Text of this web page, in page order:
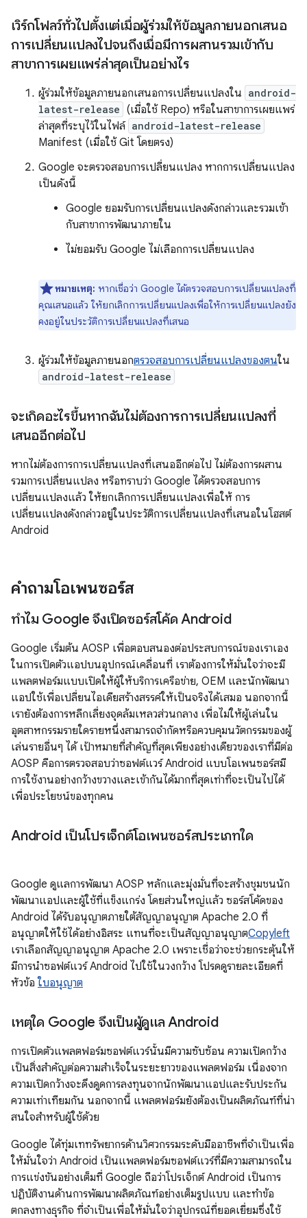
เวิร์กโฟลว์ทั่วไปตั้งแต่เมื่อผู้ร่วมให้ข้อมูลภายนอกเสนอ
การเปลี่ยนแปลงไปจนถึงเมื่อมีการผสานรวมเข้ากับ
สาขาการเผยแพร่ล่าสุดเป็นอย่างไร
ผู้ร่วมให้ข้อมูลภายนอกเสนอการเปลี่ยนแปลงใน android-
latest-release (เมื่อใช้ Repo) หรือในสาขาการเผยแพร่
ล่าสุดที่ระบุไว้ในไฟล์ android-latest-release
Manifest (เมื่อใช้ Git โดยตรง)
Google จะตรวจสอบการเปลี่ยนแปลง หากการเปลี่ยนแปลง
เป็นดังนี้
Google ยอมรับการเปลี่ยนแปลงดังกล่าวและรวมเข้า
กับสาขาการพัฒนาภายใน
ไม่ยอมรับ Google ไม่เลือกการเปลี่ยนแปลง
หมายเหตุ: หากเชื่อว่า Google ได้ตรวจสอบการเปลี่ยนแปลงที่
คุณเสนอแล้ว ให้ยกเลิกการเปลี่ยนแปลงเพื่อให้การเปลี่ยนแปลงยัง
คงอยู่ในประวัติการเปลี่ยนแปลงที่เสนอ
ผู้ร่วมให้ข้อมูลภายนอกตรวจสอบการเปลี่ยนแปลงของตนใน
android-latest-release
จะเกิดอะไรขึ้นหากฉันไม่ต้องการการเปลี่ยนแปลงที่
เสนออีกต่อไป
หากไม่ต้องการการเปลี่ยนแปลงที่เสนออีกต่อไป ไม่ต้องการผสาน
รวมการเปลี่ยนแปลง หรือทราบว่า Google ได้ตรวจสอบการ
เปลี่ยนแปลงแล้ว ให้ยกเลิกการเปลี่ยนแปลงเพื่อให้ การ
เปลี่ยนแปลงดังกล่าวอยู่ในประวัติการเปลี่ยนแปลงที่เสนอในโฮสต์
Android
คำถามโอเพนซอร์ส
ทำไม Google จึงเปิดซอร์สโค้ด Android
Google เริ่มต้น AOSP เพื่อตอบสนองต่อประสบการณ์ของเราเอง
ในการเปิดตัวแอปบนอุปกรณ์เคลื่อนที่ เราต้องการให้มั่นใจว่าจะมี
แพลตฟอร์มแบบเปิดให้ผู้ให้บริการเครือข่าย, OEM และนักพัฒนา
แอปใช้เพื่อเปลี่ยนไอเดียสร้างสรรค์ให้เป็นจริงได้เสมอ นอกจากนี้
เรายังต้องการหลีกเลี่ยงจุดล้มเหลวส่วนกลาง เพื่อไม่ให้ผู้เล่นใน
อุตสาหกรรมรายใดรายหนึ่งสามารถจำกัดหรือควบคุมนวัตกรรมของผู้
เล่นรายอื่นๆ ได้ เป้าหมายที่สำคัญที่สุดเพียงอย่างเดียวของเราที่มีต่อ
AOSP คือการตรวจสอบว่าซอฟต์แวร์ Android แบบโอเพนซอร์สมี
การใช้งานอย่างกว้างขวางและเข้ากันได้มากที่สุดเท่าที่จะเป็นไปได้
เพื่อประโยชน์ของทุกคน
Android เป็นโปรเจ็กต์โอเพนซอร์สประเภทใด
Google ดูแลการพัฒนา AOSP หลักและมุ่งมั่นที่จะสร้างชุมชนนัก
พัฒนาแอปและผู้ใช้ที่แข็งแกร่ง โดยส่วนใหญ่แล้ว ซอร์สโค้ดของ
Android ได้รับอนุญาตภายใต้สัญญาอนุญาต Apache 2.0 ที่
อนุญาตให้ใช้ได้อย่างอิสระ แทนที่จะเป็นสัญญาอนุญาตCopyleft
เราเลือกสัญญาอนุญาต Apache 2.0 เพราะเชื่อว่าจะช่วยกระตุ้นให้
มีการนำซอฟต์แวร์ Android ไปใช้ในวงกว้าง โปรดดูรายละเอียดที่
หัวข้อ ใบอนุญาต
เหตุใด Google จึงเป็นผู้ดูแล Android
การเปิดตัวแพลตฟอร์มซอฟต์แวร์นั้นมีความซับซ้อน ความเปิดกว้าง
เป็นสิ่งสำคัญต่อความสำเร็จในระยะยาวของแพลตฟอร์ม เนื่องจาก
ความเปิดกว้างจะดึงดูดการลงทุนจากนักพัฒนาแอปและรับประกัน
ความเท่าเทียมกัน นอกจากนี้ แพลตฟอร์มยังต้องเป็นผลิตภัณฑ์ที่น่า
สนใจสำหรับผู้ใช้ด้วย
Google ได้ทุ่มเททรัพยากรด้านวิศวกรรมระดับมืออาชีพที่จำเป็นเพื่อ
ให้มั่นใจว่า Android เป็นแพลตฟอร์มซอฟต์แวร์ที่มีความสามารถใน
การแข่งขันอย่างเต็มที่ Google ถือว่าโปรเจ็กต์ Android เป็นการ
ปฏิบัติงานด้านการพัฒนาผลิตภัณฑ์อย่างเต็มรูปแบบ และทำข้อ
ตกลงทางธุรกิจ ที่จำเป็นเพื่อให้มั่นใจว่าอุปกรณ์ที่ยอดเยี่ยมซึ่งใช้